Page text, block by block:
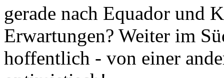
Erwartungen? Weiter im
hoffentlich - von einer
optimistisch!